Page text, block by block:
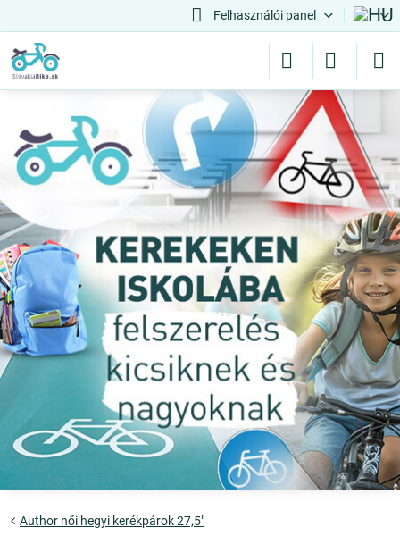
Felhasználói panel
Author női hegyi kerékpárok 27,5"